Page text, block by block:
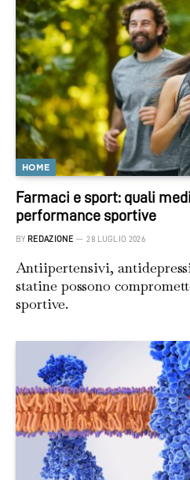
HOME
Farmaci e sport: quali
performance sportive
BY REDAZIONE 28 LUGLIO 2026
Antiipertensivi,
statine possono
sportive.